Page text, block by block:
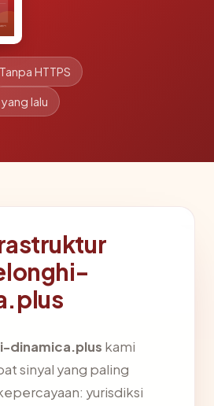
Tanpa HTTPS
lalu
dinamica.plus kami
sinyal yang paling
yurisdiksi